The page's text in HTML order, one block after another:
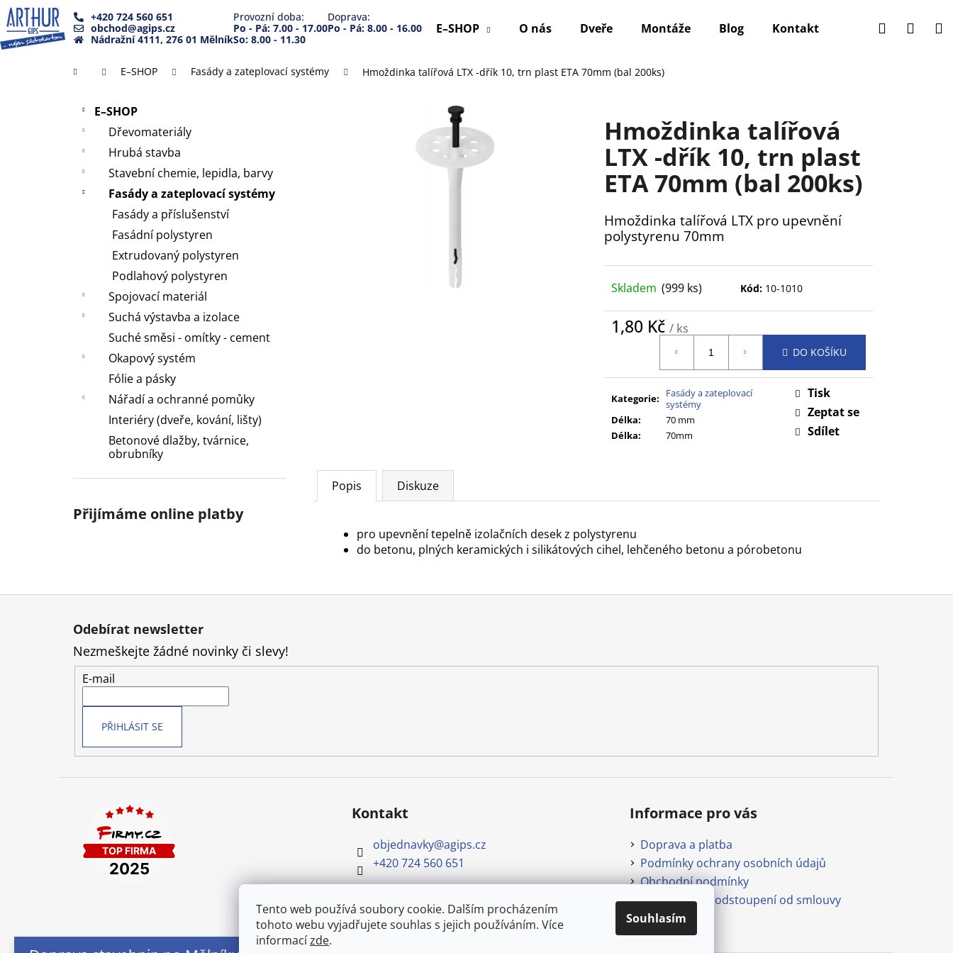
Tento web používá soubory cookie. Dalším procházením
tohoto webu vyjadřujete souhlas s jejich používáním. Více
informacízde.
Souhlasím
Přejít
na
obsah
E–SHOP O nás Dveře Montáže Blog Kontakt Hledat
+420 724 560 651
obchod@agips.cz
Nádražní 4111, 276 01 Mělník
Provozní doba:
Po - Pá: 7.00 - 17.00
So: 8.00 - 11.30
Doprava:
Po - Pá: 8.00 - 16.00
Domů E–SHOP Fasády a zateplovací systémy Hmoždinka talířová LTX -dřík 10, trn plast ETA 70mm (bal 200ks)
Přeskočit
kategorie
E–SHOP
Dřevomateriály
Hrubá stavba
Stavební chemie, lepidla, barvy
Fasády a zateplovací systémy
Fasády a příslušenství
Fasádní polystyren
Extrudovaný polystyren
Podlahový polystyren
Spojovací materiál
Suchá výstavba a izolace
Suché směsi - omítky - cement
Okapový systém
Fólie a pásky
Nářadí a ochranné pomůky
Interiéry (dveře, kování, lišty)
Betonové dlažby, tvárnice,
obrubníky
Přijímáme online platby
Hmoždinka talířová
LTX -dřík 10, trn plast
ETA 70mm (bal 200ks)
Hmoždinka talířová LTX pro upevnění
polystyrenu 70mm
Skladem (999 ks) Kód: 10-1010
1,80 Kč / ks
DO KOŠÍKU
Kategorie:
Fasády a zateplovací
systémy
Délka:
70 mm
Délka: 70mm
Tisk
Zeptat se
Sdílet
Popis Diskuze
pro upevnění tepelně izolačních desek z polystyrenu
do betonu, plných keramických i silikátových cihel, lehčeného betonu a pórobetonu
K
o
š
Zpět
Zpět
Co potřebujete najít?
Z
Odebírat newsletter
Nezmeškejte žádné novinky či slevy!
E-mail
PŘIHLÁSIT SE
Kontakt
objednavky@agips.cz
+420 724 560 651
Informace pro vás
Doprava a platba
Podmínky ochrany osobních údajů
Obchodní podmínky
Formulář pro odstoupení od smlouvy
Odkazy